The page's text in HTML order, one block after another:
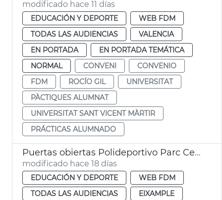
modificado hace 11 días
EDUCACIÓN Y DEPORTE
WEB FDM
TODAS LAS AUDIENCIAS
VALENCIA
EN PORTADA
EN PORTADA TEMÁTICA
NORMAL
CONVENI
CONVENIO
FDM
ROCÍO GIL
UNIVERSITAT
PÀCTIQUES ALUMNAT
UNIVERSITAT SANT VICENT MÀRTIR
PRÁCTICAS ALUMNADO
Puertas obiertas Polideportivo Parc Central
modificado hace 18 días
EDUCACIÓN Y DEPORTE
WEB FDM
TODAS LAS AUDIENCIAS
EIXAMPLE